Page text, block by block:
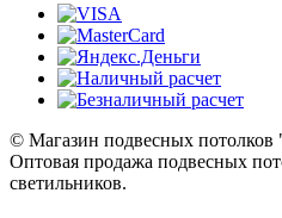
© Магазин подвесных
Оптовая продажа подвесных
светильников.